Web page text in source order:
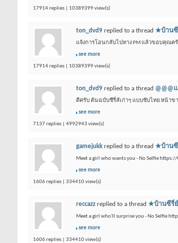
17914 replies | 10389399 view(s)
ton_dvd9 replied to a thread ★บ้าน
แจ้งการโอนกลับไปทาง PM แล้วขอบคุณค
see more
17914 replies | 10389399 view(s)
ton_dvd9 replied to a thread @@@
ดีครับ ต้นฉบับซีรี่ส์เก่าๆ แบบซับไทย หน้าข
see more
7137 replies | 4992943 view(s)
gamejukk replied to a thread ★บ้าน
Meet a girl who wants you - No Selfie
see more
1606 replies | 334410 view(s)
reccazz replied to a thread ★บ้านซีรี่
Meet a girl who'll surprise you - No Selfie
see more
1606 replies | 334410 view(s)